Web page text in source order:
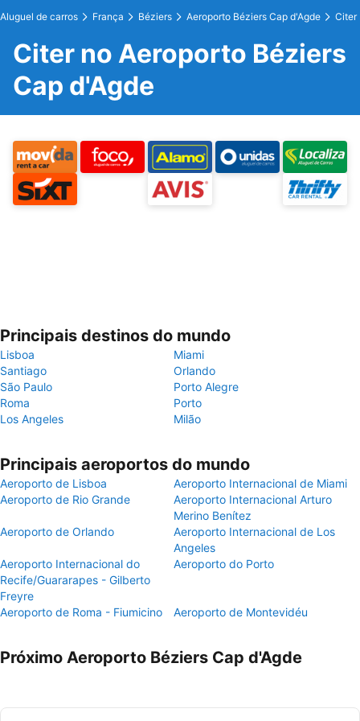
Aluguel de carros França Béziers Aeroporto Béziers Cap d'Agde Citer
Citer no Aeroporto Béziers
Cap d'Agde
Principais destinos do mundo
Lisboa
Miami
Santiago
Orlando
São Paulo
Porto Alegre
Roma
Porto
Los Angeles
Milão
Principais aeroportos do mundo
Aeroporto de Lisboa
Aeroporto Internacional de Miami
Aeroporto de Rio Grande
Aeroporto Internacional Arturo
Merino Benítez
Aeroporto de Orlando
Aeroporto Internacional de Los
Angeles
Aeroporto Internacional do
Recife/Guararapes - Gilberto
Freyre
Aeroporto do Porto
Aeroporto de Roma - Fiumicino Aeroporto de Montevidéu
Próximo Aeroporto Béziers Cap d'Agde